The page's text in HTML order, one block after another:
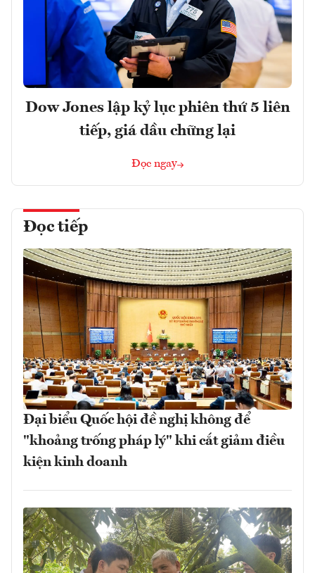
Dow Jones lập kỷ lục phiên thứ 5 liên
tiếp, giá dầu chững lại
Đọc ngay
Đọc tiếp
Đại biểu Quốc hội đề nghị không để
"khoảng trống pháp lý" khi cắt giảm điều
kiện kinh doanh